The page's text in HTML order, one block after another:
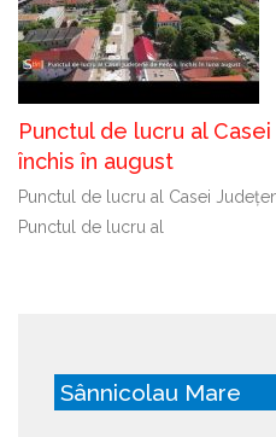
Punctul de lucru al
închis în august
Punctul de lucru al Casei
Punctul de lucru al
Sânnicolau Mare